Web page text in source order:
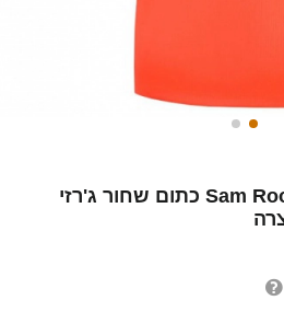
ילדים הולנד Sam Roovers #14 כתום שחור ג'רזי